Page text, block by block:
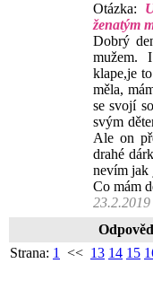
Otázka:
ženatým
Dobrý
mužem.
klape,je
měla,
se svojí
svým
Ale on
drahé
nevím jak
Co mám
Strana: 1 << 13 14 15